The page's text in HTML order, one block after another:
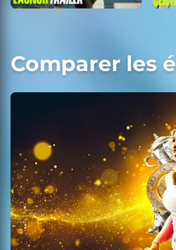
Comparer les